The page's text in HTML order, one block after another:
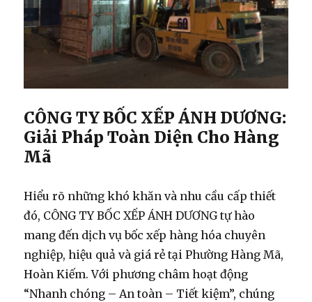
CÔNG TY BỐC XẾP ÁNH DƯƠNG:
Giải Pháp Toàn Diện Cho Hàng
Mã
Hiểu rõ những khó khăn và nhu cầu cấp thiết
đó, CÔNG TY BỐC XẾP ÁNH DƯƠNG tự hào
mang đến dịch vụ bốc xếp hàng hóa chuyên
nghiệp, hiệu quả và giá rẻ tại Phường Hàng Mã,
Hoàn Kiếm. Với phương châm hoạt động
“Nhanh chóng – An toàn – Tiết kiệm”, chúng